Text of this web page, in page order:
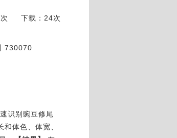
下载：24次
730070
识别豌豆修尾
体色、体宽、